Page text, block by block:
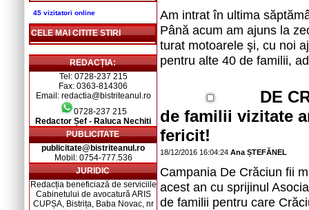
45 vizitatori online
CELE MAI CITITE STIRI
REDACȚIA:
Tel: 0728-237 215
Fax: 0363-814306
Email: redactia@bistriteanul.ro
0728-237 215
Redactor Șef - Raluca Nechiti
PUBLICITATE
publicitate@bistriteanul.ro
Mobil: 0754-777.536
JURIDIC
Redacția beneficiază de serviciile
Cabinetului de avocatură ARIS
CUPȘA, Bistrița, Baba Novac, nr
Am intrat în ultima
Până acum am ajuns la
turat motoarele şi, cu noi
pentru alte 40 de familii,
DE
de familii vizitate
fericit!
18/12/2016 16:04:24 Ana ȘTEFĂNEL
Campania De Crăciun fii
acest an cu sprijinul
de familii pentru care